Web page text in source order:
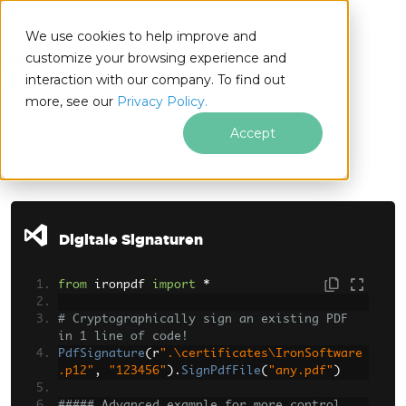
We use cookies to help improve and
customize your browsing experience and
interaction with our company. To find out
more, see our Privacy Policy.
Accept
Python
Zum Fußzeileninhalt springen
Digitale Signaturen
from ironpdf import *
# Cryptographically sign an existing PDF
in 1 line of code!
PdfSignature( r ".\certificates\IronSoftware
.p12" , "123456" ). SignPdfFile( "any.pdf" )